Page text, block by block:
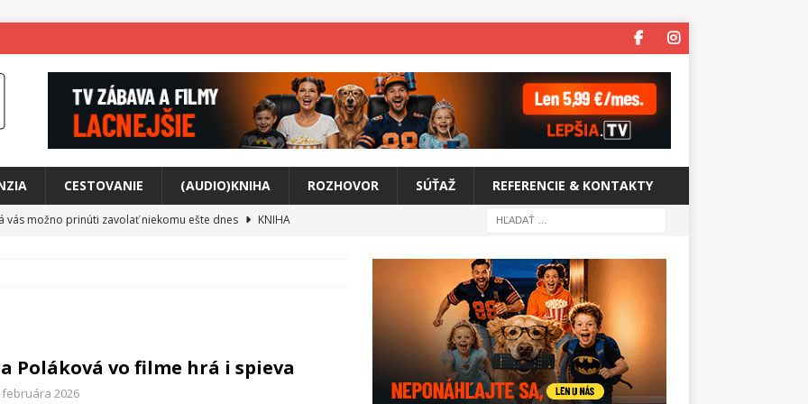
CESTOVANIE (AUDIO)KNIHA ROZHOVOR SÚŤAŽ REFERENCIE & KONTAKTY
vás možno prinúti zavolať niekomu ešte dnes
KNIHA
svet plný tajomstiev
FILM
Poláková vo filme hrá i spieva
februára 2026